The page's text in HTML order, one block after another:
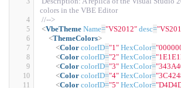
colors in the VBE Editor
//-->
<VbeTheme Name="VS2012" desc=
<ThemeColors>
<Color colorID="1" HexColor=
<Color colorID="2" HexColor=
<Color colorID="3" HexColor=
<Color colorID="4" HexColor=
<Color colorID="5" HexColor=